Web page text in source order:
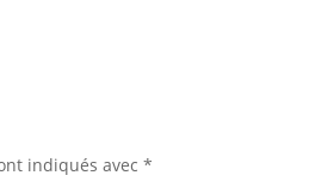
indiqués avec*